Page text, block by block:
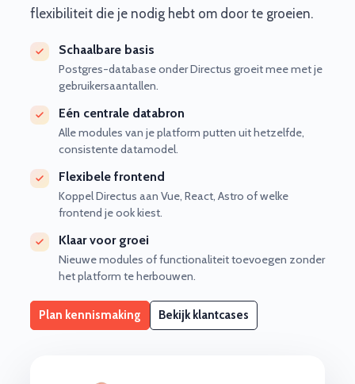
flexibiliteit die je nodig hebt om door te groeien.
Schaalbare basis
Postgres-database onder Directus groeit mee met je
gebruikersaantallen.
Eén centrale databron
Alle modules van je platform putten uit hetzelfde,
consistente datamodel.
Flexibele frontend
Koppel Directus aan Vue, React, Astro of welke
frontend je ook kiest.
Klaar voor groei
Nieuwe modules of functionaliteit toevoegen zonder
het platform te herbouwen.
Plan kennismaking Bekijk klantcases